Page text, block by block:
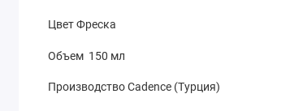
ЦветФреска
Объем 150 мл
Производство Cadence (Турция)